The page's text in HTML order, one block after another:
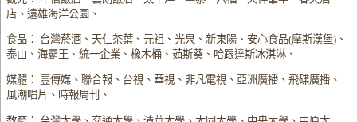
店、遠雄海洋公園、
食品： 台灣菸酒、天仁茶葉、元祖、光泉、新東陽、安心食品(摩斯漢堡)、
泰山、海霸王、統一企業、橡木桶、茹斯葵、哈跟達斯冰淇淋、
媒體： 壹傳媒、聯合報、台視、華視、非凡電視、亞洲廣播、飛碟廣播、
風潮唱片、時報周刊、